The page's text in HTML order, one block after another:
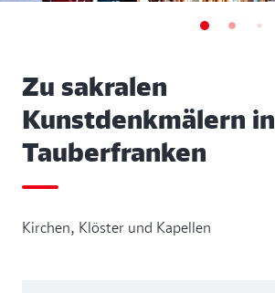
Zu sakralen
Kunstdenkmälern in
Tauberfranken
Kirchen, Klöster und Kapellen